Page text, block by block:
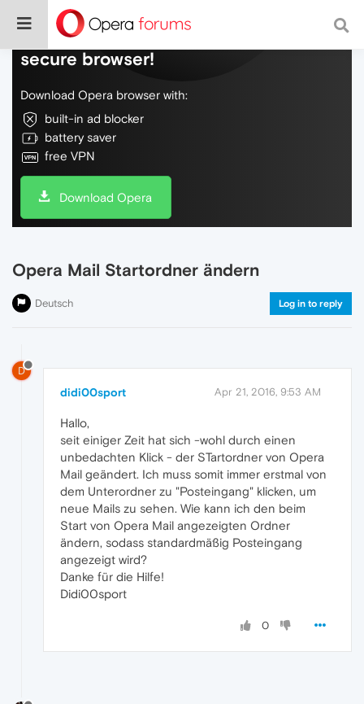
Do more on the web, with a fast and
secure browser!
Download Opera browser with:
built-in ad blocker
battery saver
free VPN
Download Opera
Opera Mail Startordner ändern
Deutsch Log in to reply
D
didi00sport Apr 21, 2016, 9:53 AM
Hallo,
seit einiger Zeit hat sich -wohl durch einen
unbedachten Klick - der STartordner von Opera
Mail geändert. Ich muss somit immer erstmal von
dem Unterordner zu "Posteingang" klicken, um
neue Mails zu sehen. Wie kann ich den beim
Start von Opera Mail angezeigten Ordner
ändern, sodass standardmäßig Posteingang
angezeigt wird?
Danke für die Hilfe!
Didi00sport
0